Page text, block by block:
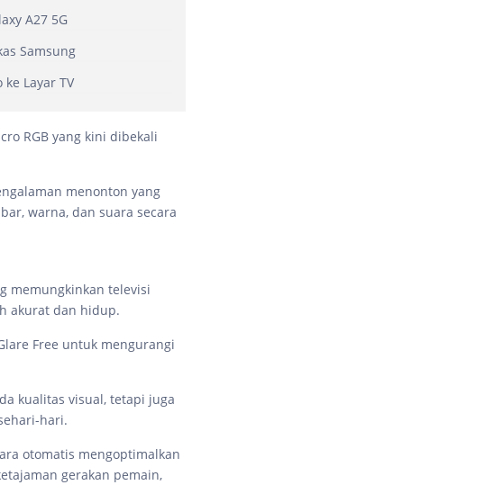
A27 5G
Samsung
Layar TV
RGB yang kini dibekali
menonton yang
warna, dan suara secara
memungkinkan televisi
akurat dan hidup.
Free untuk mengurangi
kualitas visual, tetapi juga
hari.
otomatis mengoptimalkan
gerakan pemain,